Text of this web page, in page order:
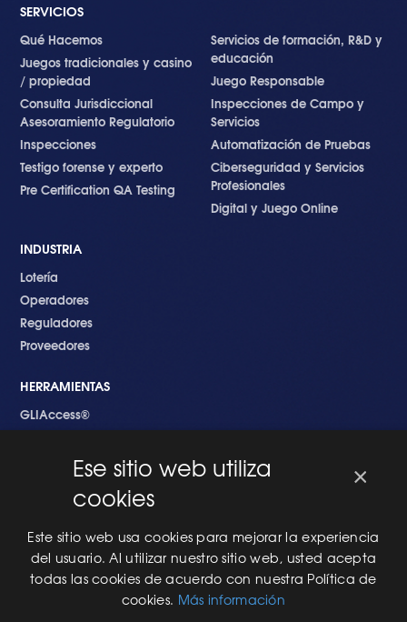
SERVICIOS
Qué Hacemos
Juegos tradicionales y casino
/ propiedad
Consulta Jurisdiccional
Asesoramiento Regulatorio
Inspecciones
Testigo forense y experto
Pre Certification QA Testing
Servicios de formación, R&D y
educación
Juego Responsable
Inspecciones de Campo y
Servicios
Automatización de Pruebas
Ciberseguridad y Servicios
Profesionales
Digital y Juego Online
INDUSTRIA
Lotería
Operadores
Reguladores
Proveedores
HERRAMIENTAS
GLIAccess®
EMPEZANDO
Nuevo en GLI
Nuevo Software
Una Nueva Máquina
Modificaciones al Software
Modificaciones al Hardware
×
Ese sitio web utiliza
cookies
Este sitio web usa cookies para mejorar la experiencia
del usuario. Al utilizar nuestro sitio web, usted acepta
todas las cookies de acuerdo con nuestra Política de
cookies. Más información